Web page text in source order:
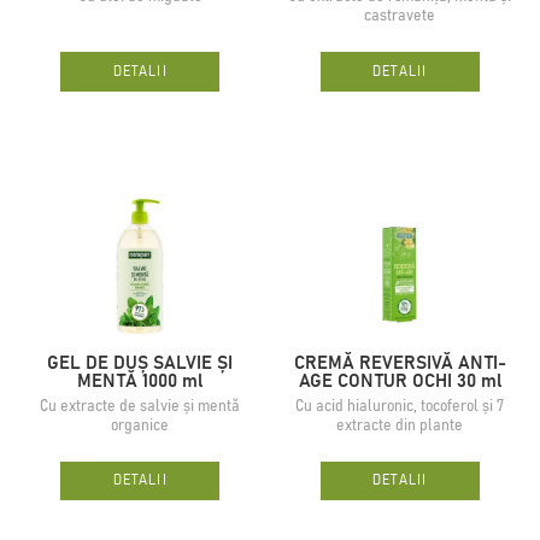
DETALII
castravete
DETALII
GEL DE DUȘ SALVIE ȘI
MENTĂ 1000 ml
Cu extracte de salvie și mentă
organice
DETALII
CREMĂ REVERSIVĂ ANTI-
AGE CONTUR OCHI 30 ml
Cu acid hialuronic, tocoferol și 7
extracte din plante
DETALII